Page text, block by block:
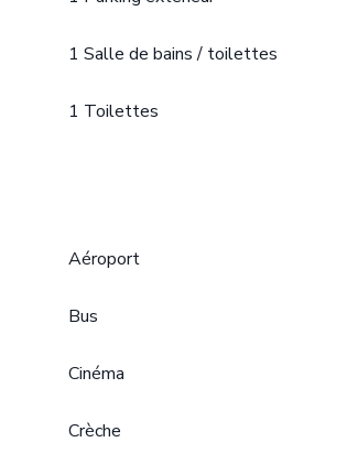
1 Salle de bains / toilettes
1 Toilettes
Aéroport
Bus
Cinéma
Crèche